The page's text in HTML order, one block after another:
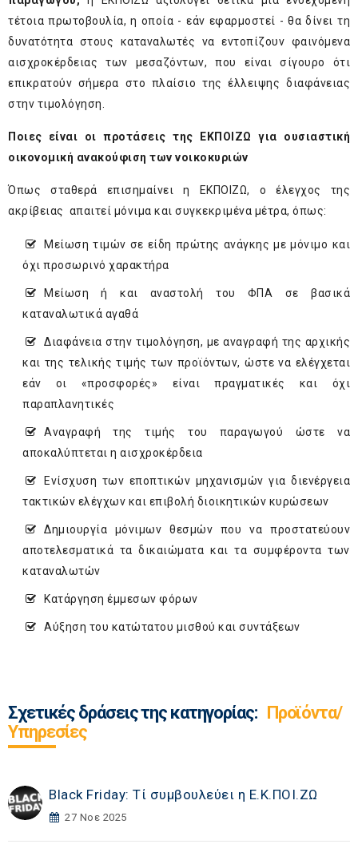
τέτοια πρωτοβουλία, η οποία - εάν εφαρμοστεί - θα δίνει τη
δυνατότητα στους καταναλωτές να εντοπίζουν φαινόμενα
αισχροκέρδειας των μεσαζόντων, που είναι σίγουρο ότι
επικρατούν σήμερα στο πλαίσιο της έλλειψης διαφάνειας
στην τιμολόγηση.
Ποιες είναι οι προτάσεις της ΕΚΠΟΙΖΩ για ουσιαστική
οικονομική ανακούφιση των νοικοκυριών
Όπως σταθερά επισημαίνει η ΕΚΠΟΙΖΩ, ο έλεγχος της
ακρίβειας απαιτεί μόνιμα και συγκεκριμένα μέτρα, όπως:
Μείωση τιμών σε είδη πρώτης ανάγκης με μόνιμο και
όχι προσωρινό χαρακτήρα
Μείωση ή και αναστολή του ΦΠΑ σε βασικά
καταναλωτικά αγαθά
Διαφάνεια στην τιμολόγηση, με αναγραφή της αρχικής
και της τελικής τιμής των προϊόντων, ώστε να ελέγχεται
εάν οι «προσφορές» είναι πραγματικές και όχι
παραπλανητικές
Αναγραφή της τιμής του παραγωγού ώστε να
αποκαλύπτεται η αισχροκέρδεια
Ενίσχυση των εποπτικών μηχανισμών για διενέργεια
τακτικών ελέγχων και επιβολή διοικητικών κυρώσεων
Δημιουργία μόνιμων θεσμών που να προστατεύουν
αποτελεσματικά τα δικαιώματα και τα συμφέροντα των
καταναλωτών
Κατάργηση έμμεσων φόρων
Αύξηση του κατώτατου μισθού και συντάξεων
Σχετικές δράσεις της κατηγορίας: Προϊόντα/
Υπηρεσίες
Black Friday: Τί συμβουλεύει η Ε.Κ.ΠΟΙ.ΖΩ
27 Νοε 2025